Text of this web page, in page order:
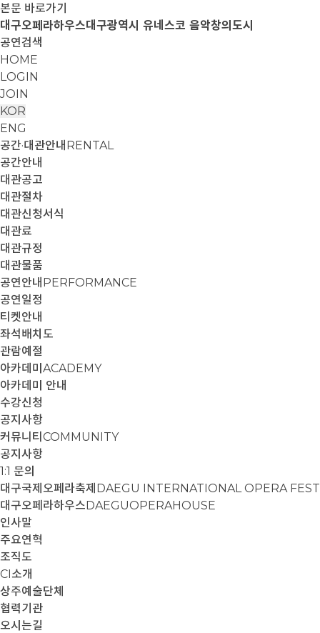
본문 바로가기
대구오페라하우스대구광역시 유네스코 음악창의도시
공연검색
HOME
LOGIN
JOIN
KOR
ENG
공간·대관안내 RENTAL
공간안내
대관공고
대관절차
대관신청서식
대관료
대관규정
대관물품
공연안내 PERFORMANCE
공연일정
티켓안내
좌석배치도
관람예절
아카데미 ACADEMY
아카데미 안내
수강신청
공지사항
커뮤니티 COMMUNITY
공지사항
1:1 문의
대구국제오페라축제 DAEGU INTERNATIONAL OPERA
대구오페라하우스DAEGUOPERAHOUSE
인사말
주요연혁
조직도
CI소개
상주예술단체
협력기관
오시는길